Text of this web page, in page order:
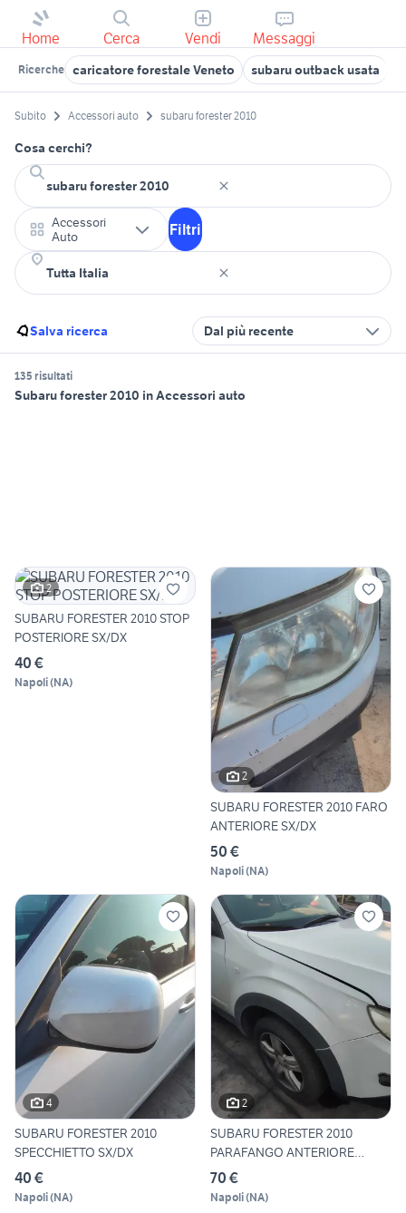
Home Cerca Vendi Messaggi
Ricerche caricatore forestale Veneto subaru outback usata
Subito Accessori auto subaru forester 2010
Cosa cerchi?
Accessori
Auto
Filtri
Salva ricerca Dal più recente
135 risultati
Subaru forester 2010 in Accessori auto
2
SUBARU FORESTER 2010 STOP
POSTERIORE SX/DX
40 €
Napoli(NA)
2
SUBARU FORESTER 2010 FARO
ANTERIORE SX/DX
50 €
Napoli(NA)
4
SUBARU FORESTER 2010
SPECCHIETTO SX/DX
40 €
Napoli(NA)
2
SUBARU FORESTER 2010
PARAFANGO ANTERIORE
SX/DX
70 €
Napoli(NA)